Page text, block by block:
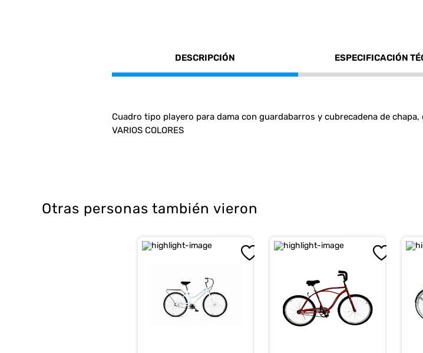
DESCRIPCIÓN ESPECIFICACIÓN
Cuadro tipo playero para dama con guardabarros y cubrecadena de
VARIOS COLORES
Otras personas también vieron